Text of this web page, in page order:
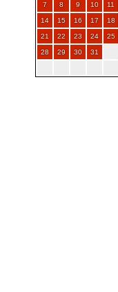
7 8 9 10 11
14 15 16 17 18
21 22 23 24 25
28 29 30 31